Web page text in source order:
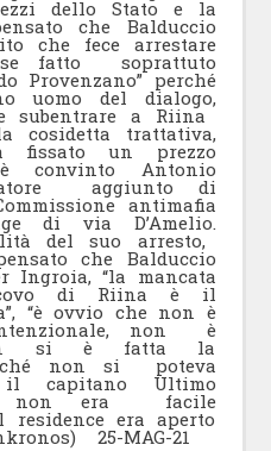
dello Stato e la
che Balduccio
che fece arrestare
fatto soprattuto
Provenzano” perché
uomo del dialogo,
subentrare a Riina
cosidetta trattativa,
fissato un prezzo
convinto Antonio
aggiunto di
antimafia
di via D’Amelio.
del suo arresto,
che Balduccio
“la mancata
covo di Riina è il
“è ovvio che non è
non è
si è fatta la
non si poteva
capitano Ultimo
non era facile
era aperto
25-MAG-21